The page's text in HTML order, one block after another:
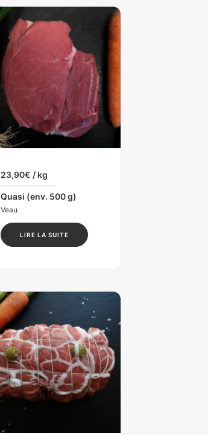
23,90€ / kg
Quasi (env. 500 g)
Veau
LIRE LA SUITE